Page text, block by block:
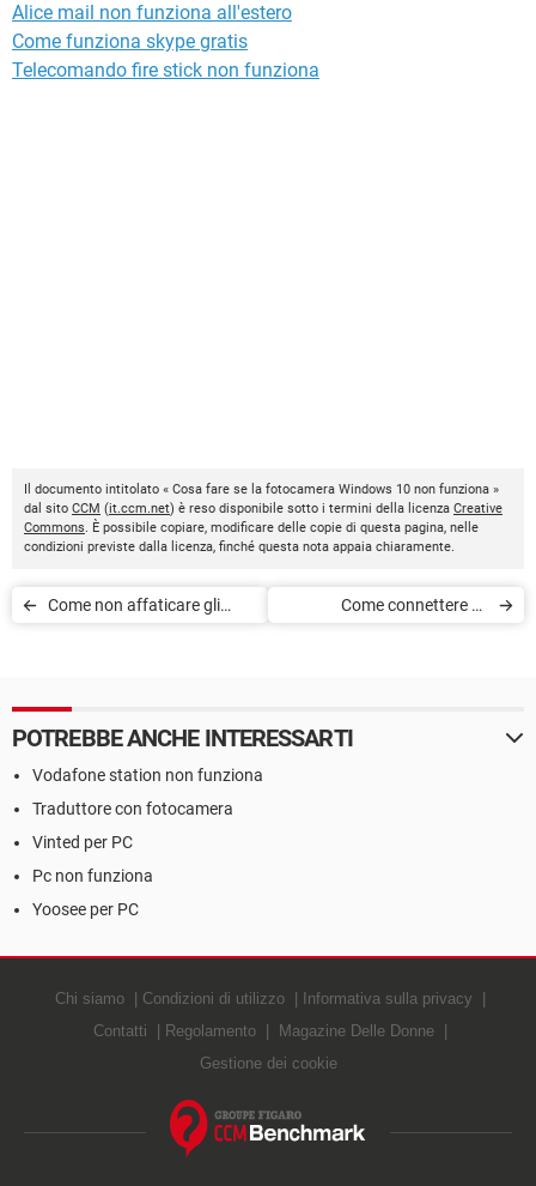
Alice mail non funziona all'estero
Come funziona skype gratis
Telecomando fire stick non funziona
Il documento intitolato « Cosa fare se la fotocamera Windows 10 non funziona »
dal sito CCM (it.ccm.net) è reso disponibile sotto i termini della licenza Creative
Commons. È possibile copiare, modificare delle copie di questa pagina, nelle
condizioni previste dalla licenza, finché questa nota appaia chiaramente.
Come non affaticare gli
Come connettere gli
POTREBBE ANCHE INTERESSARTI
Vodafone station non funziona
Traduttore con fotocamera
Vinted per PC
Pc non funziona
Yoosee per PC
Chi siamo Condizioni di utilizzo
Informativa sulla privacy
Contatti
Regolamento
Magazine Delle Donne
Gestione dei cookie